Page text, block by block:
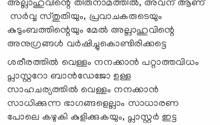
അല്ലാഹുവിന്റെ തിരുനാമത്തില്‍, അവന് ആണ്
സര്‍വ്വ സ്തുതിയും, പ്രവാചകരുടെയും
കുടുംബത്തിന്റെയും മേല്‍ അല്ലാഹുവിന്റെ
അനുഗ്രങ്ങള്‍ വര്‍ഷിച്ചുകൊണ്ടിരിക്കട്ടെ
ശരീരത്തിൽ വെള്ളം നനക്കാൻ പറ്റാത്തവിധം
പ്ലാസ്റ്ററോ ബാൻഡേജോ ഉള്ള
സാഹചര്യത്തിൽ വെള്ളം നനക്കാൻ
സാധിക്കുന്ന ഭാഗങ്ങളെല്ലാം സാധാരണ
പോലെ കഴുകി കുളിക്കുകയും, പ്ലാസ്റ്റർ ഇട്ട